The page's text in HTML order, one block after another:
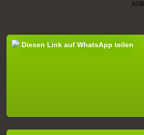
AGB
Diesen Link auf WhatsApp teilen